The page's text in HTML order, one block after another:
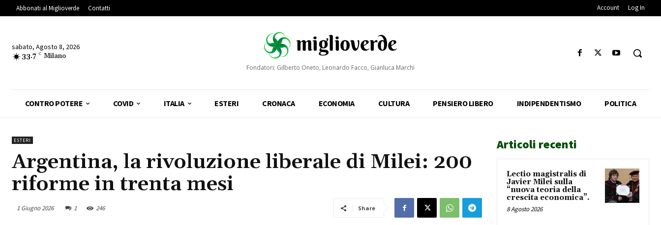
Abbonati al Miglioverde Contatti Account Log In
sabato, Agosto 8, 2026
33.7 C Milano
Fondatori: Gilberto Oneto, Leonardo Facco, Gianluca Marchi
CONTRO POTERE COVID ITALIA ESTERI CRONACA ECONOMIA CULTURA PENSIERO LIBERO INDIPENDENTISMO POLITICA
ESTERI
Argentina, la rivoluzione liberale di Milei: 200
riforme in trenta mesi
1 Giugno 2026 1 246 Share
Articoli recenti
Lectio magistralis di
Javier Milei sulla
“nuova teoria della
crescita economica”.
8 Agosto 2026